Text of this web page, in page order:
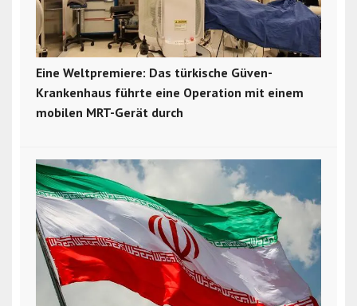
Eine Weltpremiere: Das türkische Güven-
Krankenhaus führte eine Operation mit einem
mobilen MRT-Gerät durch